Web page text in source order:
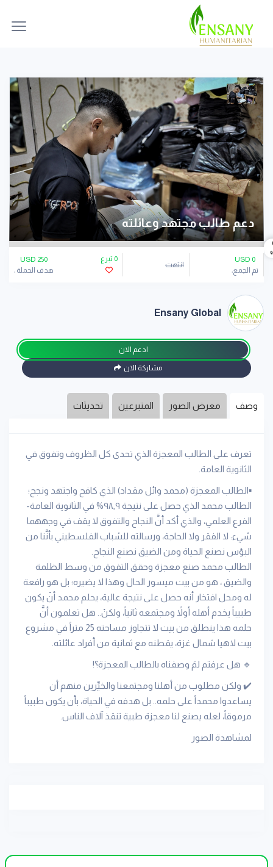
دعم طالب مجتهد وعائلته
تم الجمع:
0
انتهت
0 تبرع
هدف الحملة :
250 USD
Ensany Global
ادعم الان
مشاركة الان
وصف معرض الصور المتبرعين تحديثات
تعرف على الطالب المعجزة الذي تحدى كل الظروف وتفوق في
الثانوية العامة.
▪️الطالب المعجزة (محمد وائل مقداد) الذي كافح واجتهد ونجح؛
الطالب محمد الذي حصل على نتيجة ٩٨,٩% في الثانوية العامة-
الفرع العلمي، والذي أكد أنَّ النجاح والتفوق لا يقف في وجههما
شيء: لا الفقر ولا الحاجة، ورسالته للشباب الفلسطيني بأنَّنا من
البؤس نصنع الحياة ومن الضيق نصنع النجاح.
الطالب محمد صنع معجزة وحقق التفوق من وسط الظلمة
والضيق ، هو من بيت ميسور الحال وهذا لا يضيره؛ بل هو رافعة
له ومحل افتخار أنه حصل على نتيجة عالية، يحلم محمد أنْ يكون
طبيباً يخدم أهله أولاً ومجتمعه ثانياً، ولكنْ.. هل تعلمون أنَّ
حلمه هذا ينطلق من بيت لا تتجاوز مساحته 25 متراً في مشروع
بيت لاهيا شمال غزة، يقطنه مع ثمانية من أفراد عائلته.
🔹️ هل عرفتم لمَ وصفناه بالطالب المعجزة؟!
✔️ ولكن مطلوب من أهلنا ومجتمعنا والخيِّرين منهم أن
يساعدوا محمداً على حلمه.. بل هدفه في الحياة، بأن يكون طبيباً
مرموقاً، لعله يصنع لنا معجزة طبية تنقذ آلاف الناس.
لمشاهدة الصور